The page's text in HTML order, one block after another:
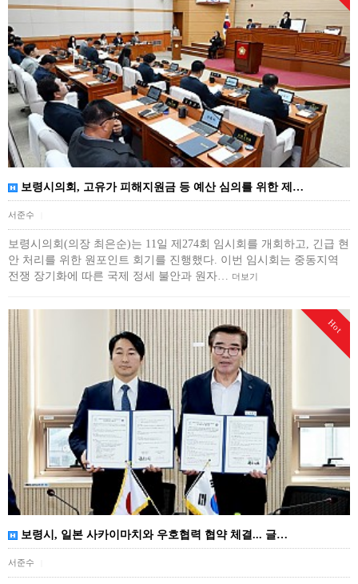
보령시의회, 고유가 피해지원금 등 예산 심의를 위한 제…
서준수
보령시의회(의장 최은순)는 11일 제274회 임시회를 개회하고, 긴급 현
안 처리를 위한 원포인트 회기를 진행했다. 이번 임시회는 중동지역
전쟁 장기화에 따른 국제 정세 불안과 원자…
더보기
Hot
보령시, 일본 사카이마치와 우호협력 협약 체결... 글…
서준수